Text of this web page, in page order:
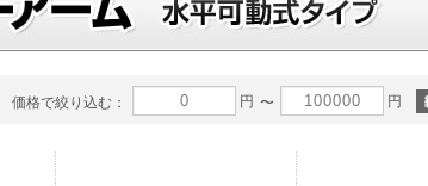
価格で絞り込む： 円 〜 円